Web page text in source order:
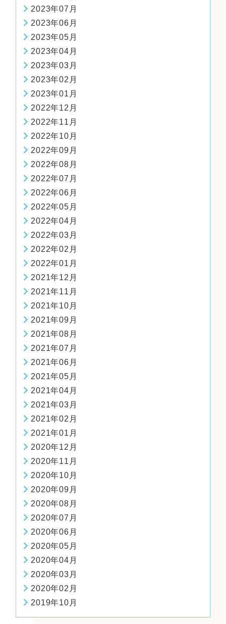
2023年07月
2023年06月
2023年05月
2023年04月
2023年03月
2023年02月
2023年01月
2022年12月
2022年11月
2022年10月
2022年09月
2022年08月
2022年07月
2022年06月
2022年05月
2022年04月
2022年03月
2022年02月
2022年01月
2021年12月
2021年11月
2021年10月
2021年09月
2021年08月
2021年07月
2021年06月
2021年05月
2021年04月
2021年03月
2021年02月
2021年01月
2020年12月
2020年11月
2020年10月
2020年09月
2020年08月
2020年07月
2020年06月
2020年05月
2020年04月
2020年03月
2020年02月
2019年10月